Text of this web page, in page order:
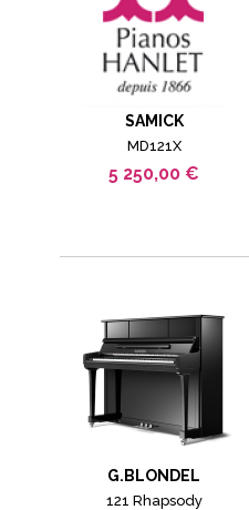
SAMICK
MD121X
5 250,00 €
G.BLONDEL
121 Rhapsody